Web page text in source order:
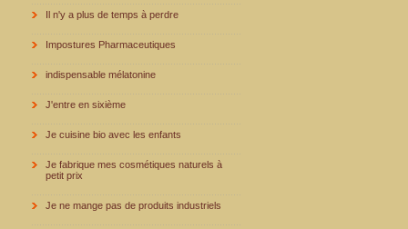
Il n'y a plus de temps à perdre
Impostures Pharmaceutiques
indispensable mélatonine
J'entre en sixième
Je cuisine bio avec les enfants
Je fabrique mes cosmétiques naturels à
petit prix
Je ne mange pas de produits industriels